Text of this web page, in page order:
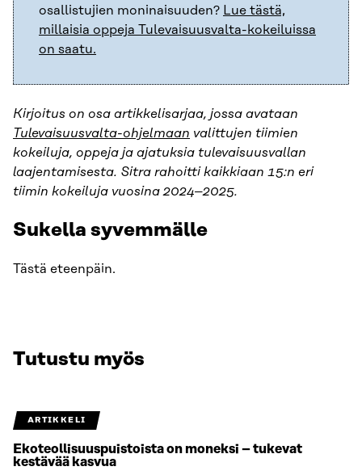
osallistujien moninaisuuden? Lue tästä,
millaisia oppeja Tulevaisuusvalta-kokeiluissa
on saatu.
Kirjoitus on osa artikkelisarjaa, jossa avataan
Tulevaisuusvalta-ohjelmaan valittujen tiimien
kokeiluja, oppeja ja ajatuksia tulevaisuusvallan
laajentamisesta. Sitra rahoitti kaikkiaan 15:n eri
tiimin kokeiluja vuosina 2024–2025.
Sukella syvemmälle
Tästä eteenpäin.
Tutustu myös
ARTIKKELI
Ekoteollisuuspuistoista on moneksi – tukevat
kestävää kasvua